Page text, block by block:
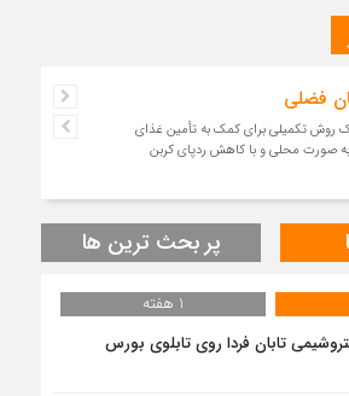
فضلی
روش تکمیلی برای کمک به تأمین غذای
صورت محلی و با کاهش ردپای کربن
پر بحث ترین ها
1 هفته
تابان فردا روی تابلوی بورس